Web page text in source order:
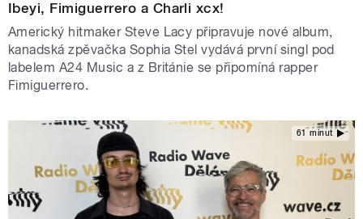
Ibeyi, Fimiguerrero a Charli xcx!
Americký hitmaker Steve Lacy připravuje nové album,
kanadská zpěvačka Sophia Stel vydává první singl pod
labelem A24 Music a z Británie se připomíná rapper
Fimiguerrero.
61 minut